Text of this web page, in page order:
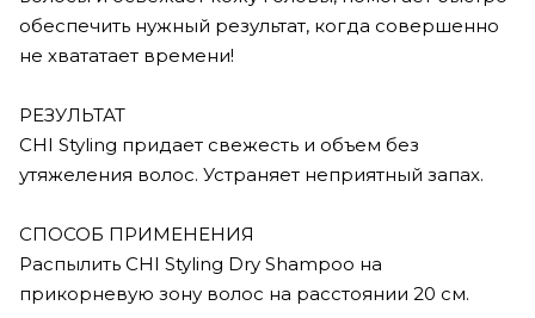
обеспечить нужный результат, когда совершенно
не хвататает времени!
РЕЗУЛЬТАТ
CHI Styling придает свежесть и объем без
утяжеления волос. Устраняет неприятный запах.
СПОСОБ ПРИМЕНЕНИЯ
Распылить CHI Styling Dry Shampoo на
прикорневую зону волос на расстоянии 20 см.